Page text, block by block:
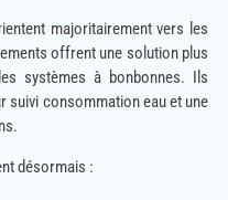
majoritairement vers les
offrent une solution plus
systèmes à bonbonnes. Ils
suivi consommation eau et une
désormais :